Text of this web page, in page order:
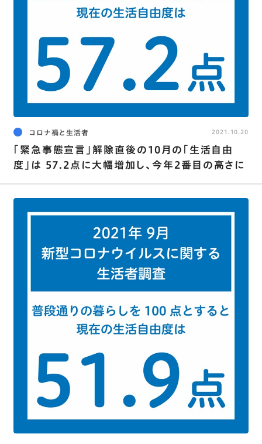
コロナ禍と生活者
｢緊急事態宣言｣解除直後の10月の｢生活自由
度｣は 57.2点に大幅増加し､今年2番目の高さに
2021.10.20